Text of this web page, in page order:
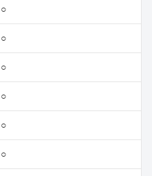
○
○
○
○
○
○